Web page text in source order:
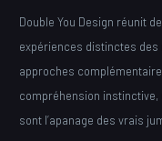
Double You Design réunit
expériences distinctes
approches
compréhension
sont l’apanage des vrais